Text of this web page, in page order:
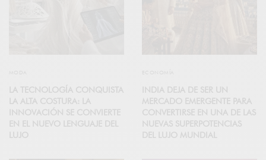
MODA
LA TECNOLOGÍA CONQUISTA
LA ALTA COSTURA: LA
INNOVACIÓN SE CONVIERTE
EN EL NUEVO LENGUAJE DEL
LUJO
ECONOMÍA
INDIA DEJA DE SER UN
MERCADO EMERGENTE PARA
CONVERTIRSE EN UNA DE LAS
NUEVAS SUPERPOTENCIAS
DEL LUJO MUNDIAL